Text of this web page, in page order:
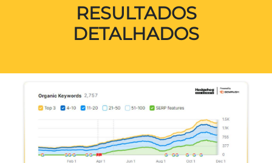
RESULTADOS
DETALHADOS